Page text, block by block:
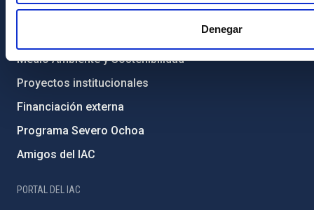
Denegar
Igualdad y diversidad de género
Medio Ambiente y Sostenibilidad
Proyectos institucionales
Financiación externa
Programa Severo Ochoa
Amigos del IAC
PORTAL DEL IAC